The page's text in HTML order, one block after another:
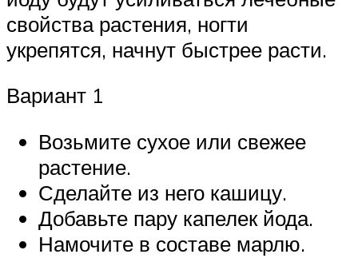
свойства растения, ногти
укрепятся, начнут быстрее расти.
Вариант 1
Возьмите сухое или свежее
растение.
Сделайте из него кашицу.
Добавьте пару капелек йода.
Намочите в составе марлю.